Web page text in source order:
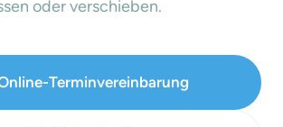
oder verschieben.
Terminvereinbarung